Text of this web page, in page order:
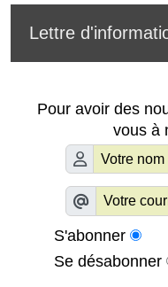
Lettre
Pour avoir des
vous à
S'abonner
Se désabonner